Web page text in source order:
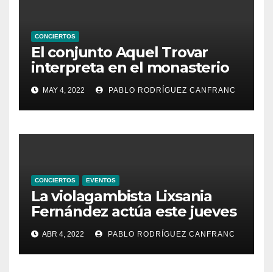
CONCIERTOS
El conjunto Aquel Trovar
interpreta en el monasterio
de Santa María de la
Valldigna las cantigas de
Alfonso X el Sabio
MAY 4, 2022 PABLO RODRÍGUEZ CANFRANC
CONCIERTOS EVENTOS
La violagambista Lixsania
Fernández actúa este jueves
en el ciclo de música en
directo de Fundación Cañada
Blanch
ABR 4, 2022 PABLO RODRÍGUEZ CANFRANC